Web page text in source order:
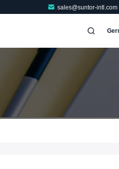
sales@suntor-intl.com